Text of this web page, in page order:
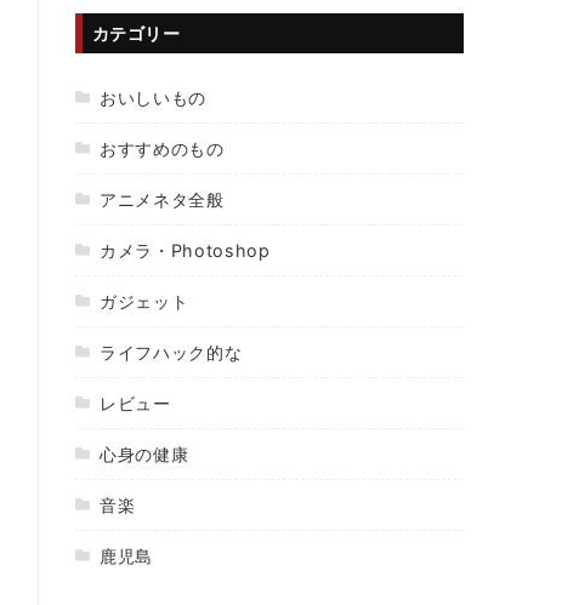
カテゴリー
おいしいもの
おすすめのもの
アニメネタ全般
カメラ・Photoshop
ガジェット
ライフハック的な
レビュー
心身の健康
音楽
鹿児島